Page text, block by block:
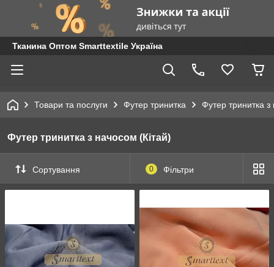
Тканина Оптом Smarttextile Україна
Товари та послуги Футер тринитка Футер тринитка з
Футер тринитка з начосом (Кітай)
Сортування 0 Фільтри